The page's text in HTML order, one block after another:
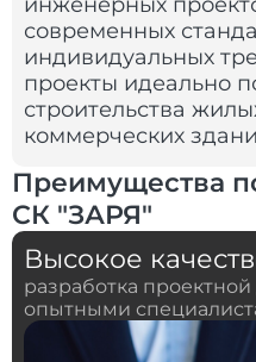
инженерных
современных
индивидуальных
проекты идеально
строительства
коммерческих
Преимущества
СК "ЗАРЯ"
Высокое
разработка
опытными